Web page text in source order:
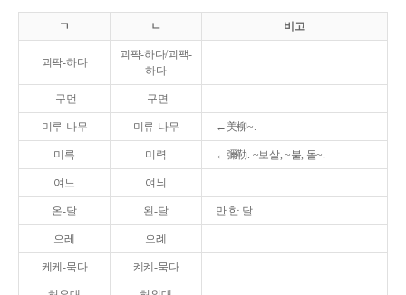
ㄱ ㄴ 비고
괴팍-하다
괴퍅-하다/괴팩-
하다
-구먼 -구면
미루-나무 미류-나무 ←美柳~.
미륵 미력 ←彌勒. ~보살, ~불, 돌~.
여느 여늬
온-달 왼-달 만 한 달.
으레 으례
케케-묵다 켸켸-묵다